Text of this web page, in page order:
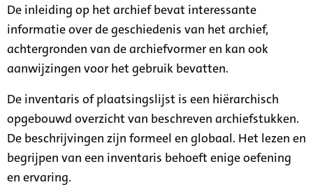
De inleiding op het archief bevat interessante
informatie over de geschiedenis van het archief,
achtergronden van de archiefvormer en kan ook
aanwijzingen voor het gebruik bevatten.
De inventaris of plaatsingslijst is een hiërarchisch
opgebouwd overzicht van beschreven archiefstukken.
De beschrijvingen zijn formeel en globaal. Het lezen en
begrijpen van een inventaris behoeft enige oefening
en ervaring.